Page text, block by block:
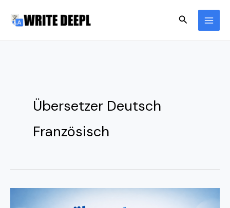
Search
Übersetzer Deutsch
Französisch